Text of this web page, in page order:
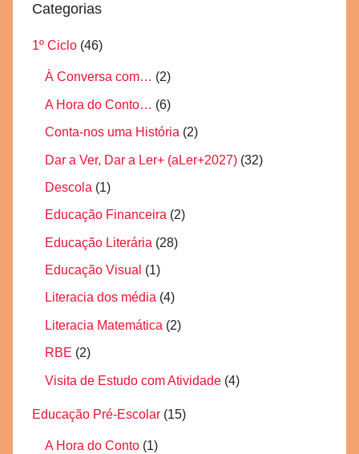
Categorias
1º Ciclo (46)
À Conversa com… (2)
A Hora do Conto… (6)
Conta-nos uma História (2)
Dar a Ver, Dar a Ler+ (aLer+2027) (32)
Descola (1)
Educação Financeira (2)
Educação Literária (28)
Educação Visual (1)
Literacia dos média (4)
Literacia Matemática (2)
RBE (2)
Visita de Estudo com Atividade (4)
Educação Pré-Escolar (15)
A Hora do Conto (1)